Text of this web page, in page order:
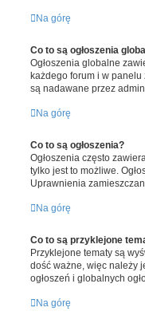
Na górę
Co to są ogłoszenia
Ogłoszenia globalne
każdego forum i w
są nadawane przez
Na górę
Co to są ogłoszenia?
Ogłoszenia często
tylko jest to możliwe.
Uprawnienia
Na górę
Co to są przyklejone
Przyklejone tematy są
dość ważne, więc należy
ogłoszeń i globalnych
Na górę